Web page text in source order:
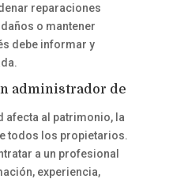
reparaciones
o mantener
debe informar y
administrador de
afecta al patrimonio, la
todos los propietarios.
a un profesional
experiencia,